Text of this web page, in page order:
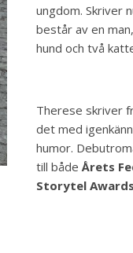
ungdom. Skriver
består av en
hund och två
Therese skriver
det med
humor.
till bådeÅrets
Storytel